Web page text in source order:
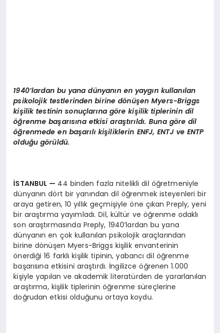
1940’lardan bu yana dünyanın en yaygın kullanılan
psikolojik testlerinden birine dönüşen Myers-Briggs
kişilik testinin sonuçlarına göre kişilik tiplerinin dil
öğrenme başarısına etkisi araştırıldı. Buna göre dil
öğrenmede en başarılı kişiliklerin ENFJ, ENTJ ve ENTP
olduğu görüldü.
İSTANBUL — 44 binden fazla nitelikli dil öğretmeniyle
dünyanın dört bir yanından dil öğrenmek isteyenleri bir
araya getiren, 10 yıllık geçmişiyle öne çıkan Preply, yeni
bir araştırma yayımladı. Dil, kültür ve öğrenme odaklı
son araştırmasında Preply, 1940’lardan bu yana
dünyanın en çok kullanılan psikolojik araçlarından
birine dönüşen Myers-Briggs kişilik envanterinin
önerdiği 16 farklı kişilik tipinin, yabancı dil öğrenme
başarısına etkisini araştırdı. İngilizce öğrenen 1.000
kişiyle yapılan ve akademik literatürden de yararlanılan
araştırma, kişilik tiplerinin öğrenme süreçlerine
doğrudan etkisi olduğunu ortaya koydu.